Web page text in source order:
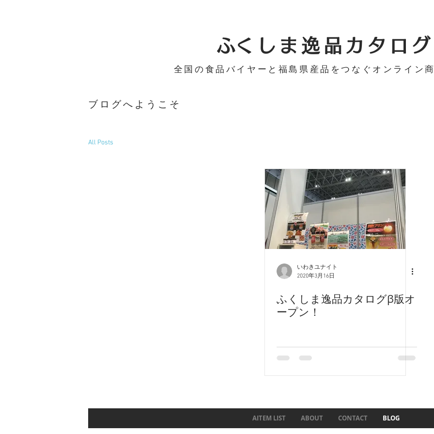
​ふくしま逸品カタログ
全国の食品バイヤーと福島県産品をつなぐ オンライン
ブログへようこそ
All Posts
いわきユナイト
2020年3月16日
ふくしま逸品カタログβ版オ
ープン！
AITEM LIST ABOUT CONTACT BLOG